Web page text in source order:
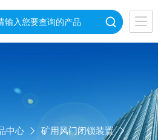
中心
矿用风门闭锁装置